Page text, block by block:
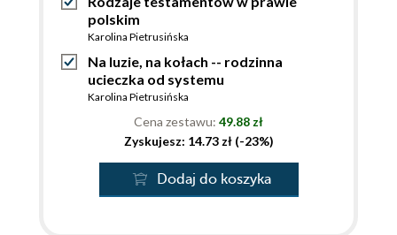
polskim
Karolina Pietrusińska
Na luzie, na kołach -- rodzinna
ucieczka od systemu
Karolina Pietrusińska
Cena zestawu: 49.88 zł
Zyskujesz: 14.73 zł (-23%)
Dodaj do koszyka